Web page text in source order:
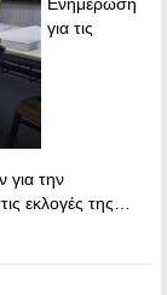
για τις
για την
εκλογές της…